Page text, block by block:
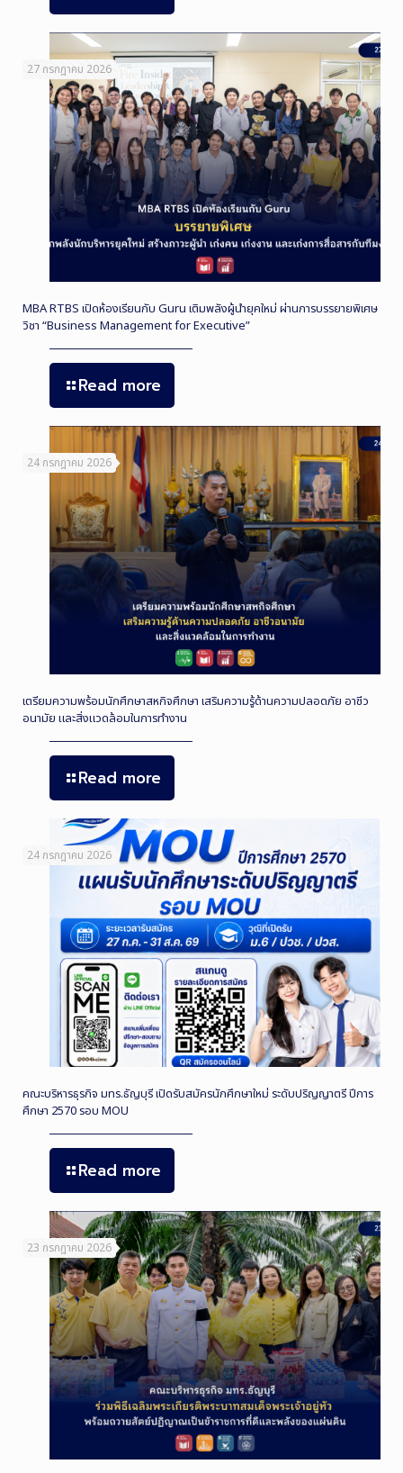
27 กรกฎาคม 2026
MBA RTBS เปิดห้องเรียนกับ Guru เติมพลังผู้นำยุคใหม่ ผ่านการบรรยายพิเศษ
วิชา “Business Management for Executive”
Read more
24 กรกฎาคม 2026
เตรียมความพร้อมนักศึกษาสหกิจศึกษา เสริมความรู้ด้านความปลอดภัย อาชีว
อนามัย และสิ่งแวดล้อมในการทำงาน
Read more
24 กรกฎาคม 2026
คณะบริหารธุรกิจ มทร.ธัญบุรี เปิดรับสมัครนักศึกษาใหม่ ระดับปริญญาตรี ปีการ
ศึกษา 2570 รอบ MOU
Read more
23 กรกฎาคม 2026